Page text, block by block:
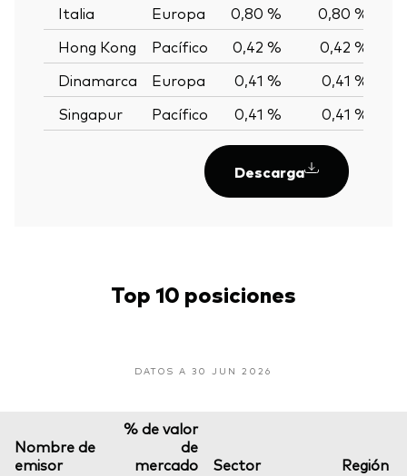
Italia
Europa 0,80 % 0,80 %
Hong Kong
Pacífico 0,42 % 0,42 %
Dinamarca
Europa 0,41 % 0,41 %
Singapur
Pacífico 0,41 % 0,41 %
Descarga
Top 10 posiciones
DATOS A 30 JUN 2026
Nombre de
emisor
% de valor
de
mercado
Sector
Región